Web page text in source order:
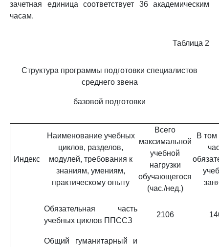
зачетная единица соответствует 36 академическим
часам.
Таблица 2
Структура программы подготовки специалистов
среднего звена
базовой подготовки
Индекс
Наименование учебных
циклов, разделов,
модулей, требования к
знаниям, умениям,
практическому опыту
Всего
максимальной
учебной
нагрузки
обучающегося
(час./нед.)
В том
Обязательная часть
учебных циклов ППССЗ
2106
Общий гуманитарный и